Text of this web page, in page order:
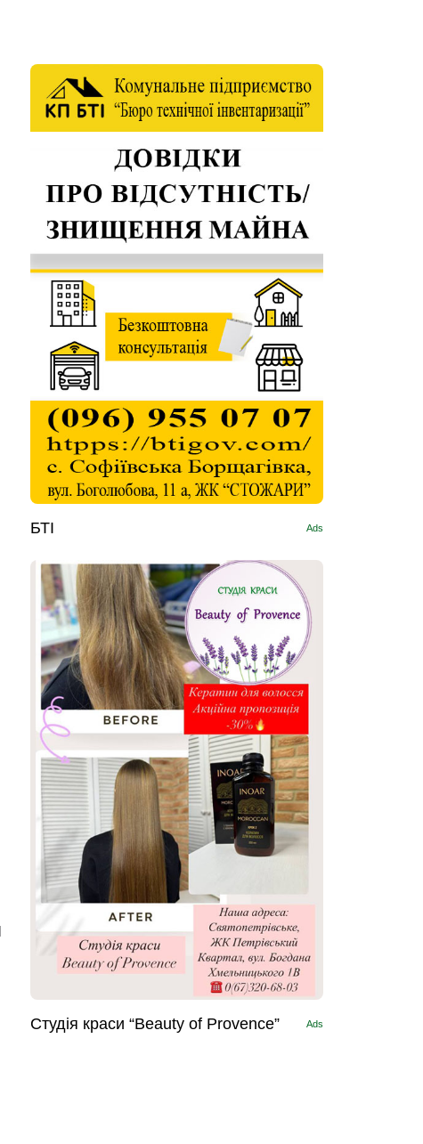
БТІ Ads
Студія краси “Beauty of Provence” Ads